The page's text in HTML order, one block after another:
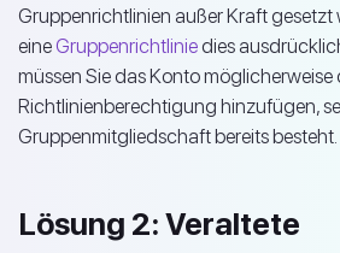
Gruppenrichtlinien außer Kraft gesetzt
eine Gruppenrichtliniedies
müssen Sie das Konto möglicherweise
Richtlinienberechtigung hinzufügen,
Gruppenmitgliedschaft bereits besteht.
Lösung 2: Veraltete